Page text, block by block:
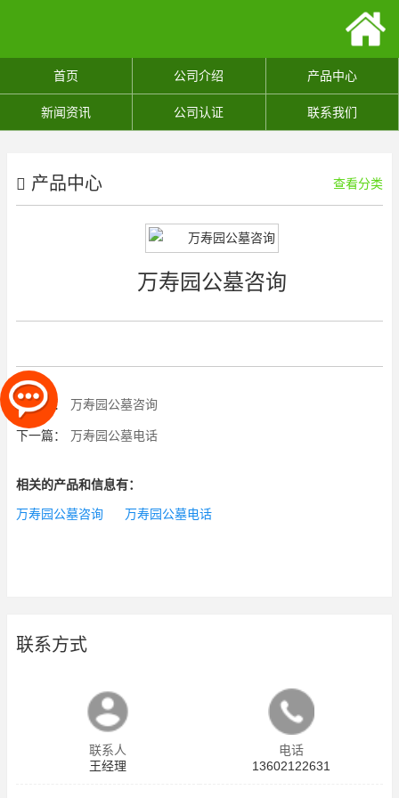
首页 公司介绍 产品中心
新闻资讯 公司认证 联系我们
产品中心 查看分类
万寿园公墓咨询
上一篇： 万寿园公墓咨询
下一篇： 万寿园公墓电话
相关的产品和信息有：
万寿园公墓咨询 万寿园公墓电话
联系方式
联系人
王经理
电话
13602122631